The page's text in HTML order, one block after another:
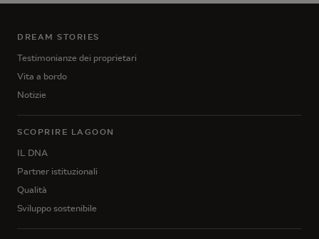
DREAM STORIES
Testimonianze dei proprietari
Vita a bordo
Notizie
SCOPRIRE LAGOON
IL DNA
Partner istituzionali
Qualità
Sviluppo sostenibile